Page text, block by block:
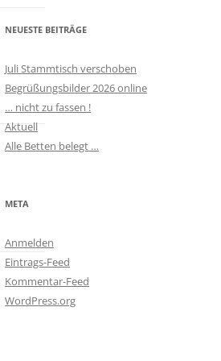
NEUESTE BEITRÄGE
Juli Stammtisch verschoben
Begrüßungsbilder 2026 online
… nicht zu fassen !
Aktuell
Alle Betten belegt …
META
Anmelden
Eintrags-Feed
Kommentar-Feed
WordPress.org